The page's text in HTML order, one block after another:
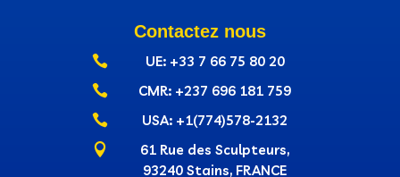
Contactez nous
 UE: +33 7 66 75 80 20
 CMR: +237‭ 696 181 759
 USA: +1(774)578-2132

61 Rue des Sculpteurs,
93240 Stains, FRANCE